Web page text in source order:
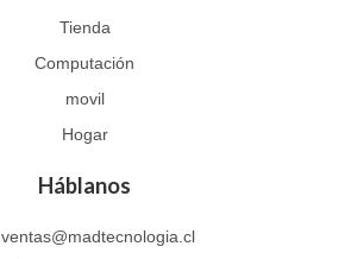
p
Tienda
Computación
movil
Hogar
Háblanos
ventas@madtecnologia.cl